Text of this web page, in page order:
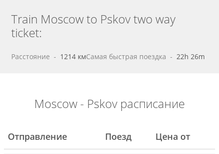
Train Moscow to Pskov two way
ticket:
Расстояние - 1214 кмСамая быстрая поездка - 22h 26m
Moscow - Pskov расписание
Отправление Поезд Цена от